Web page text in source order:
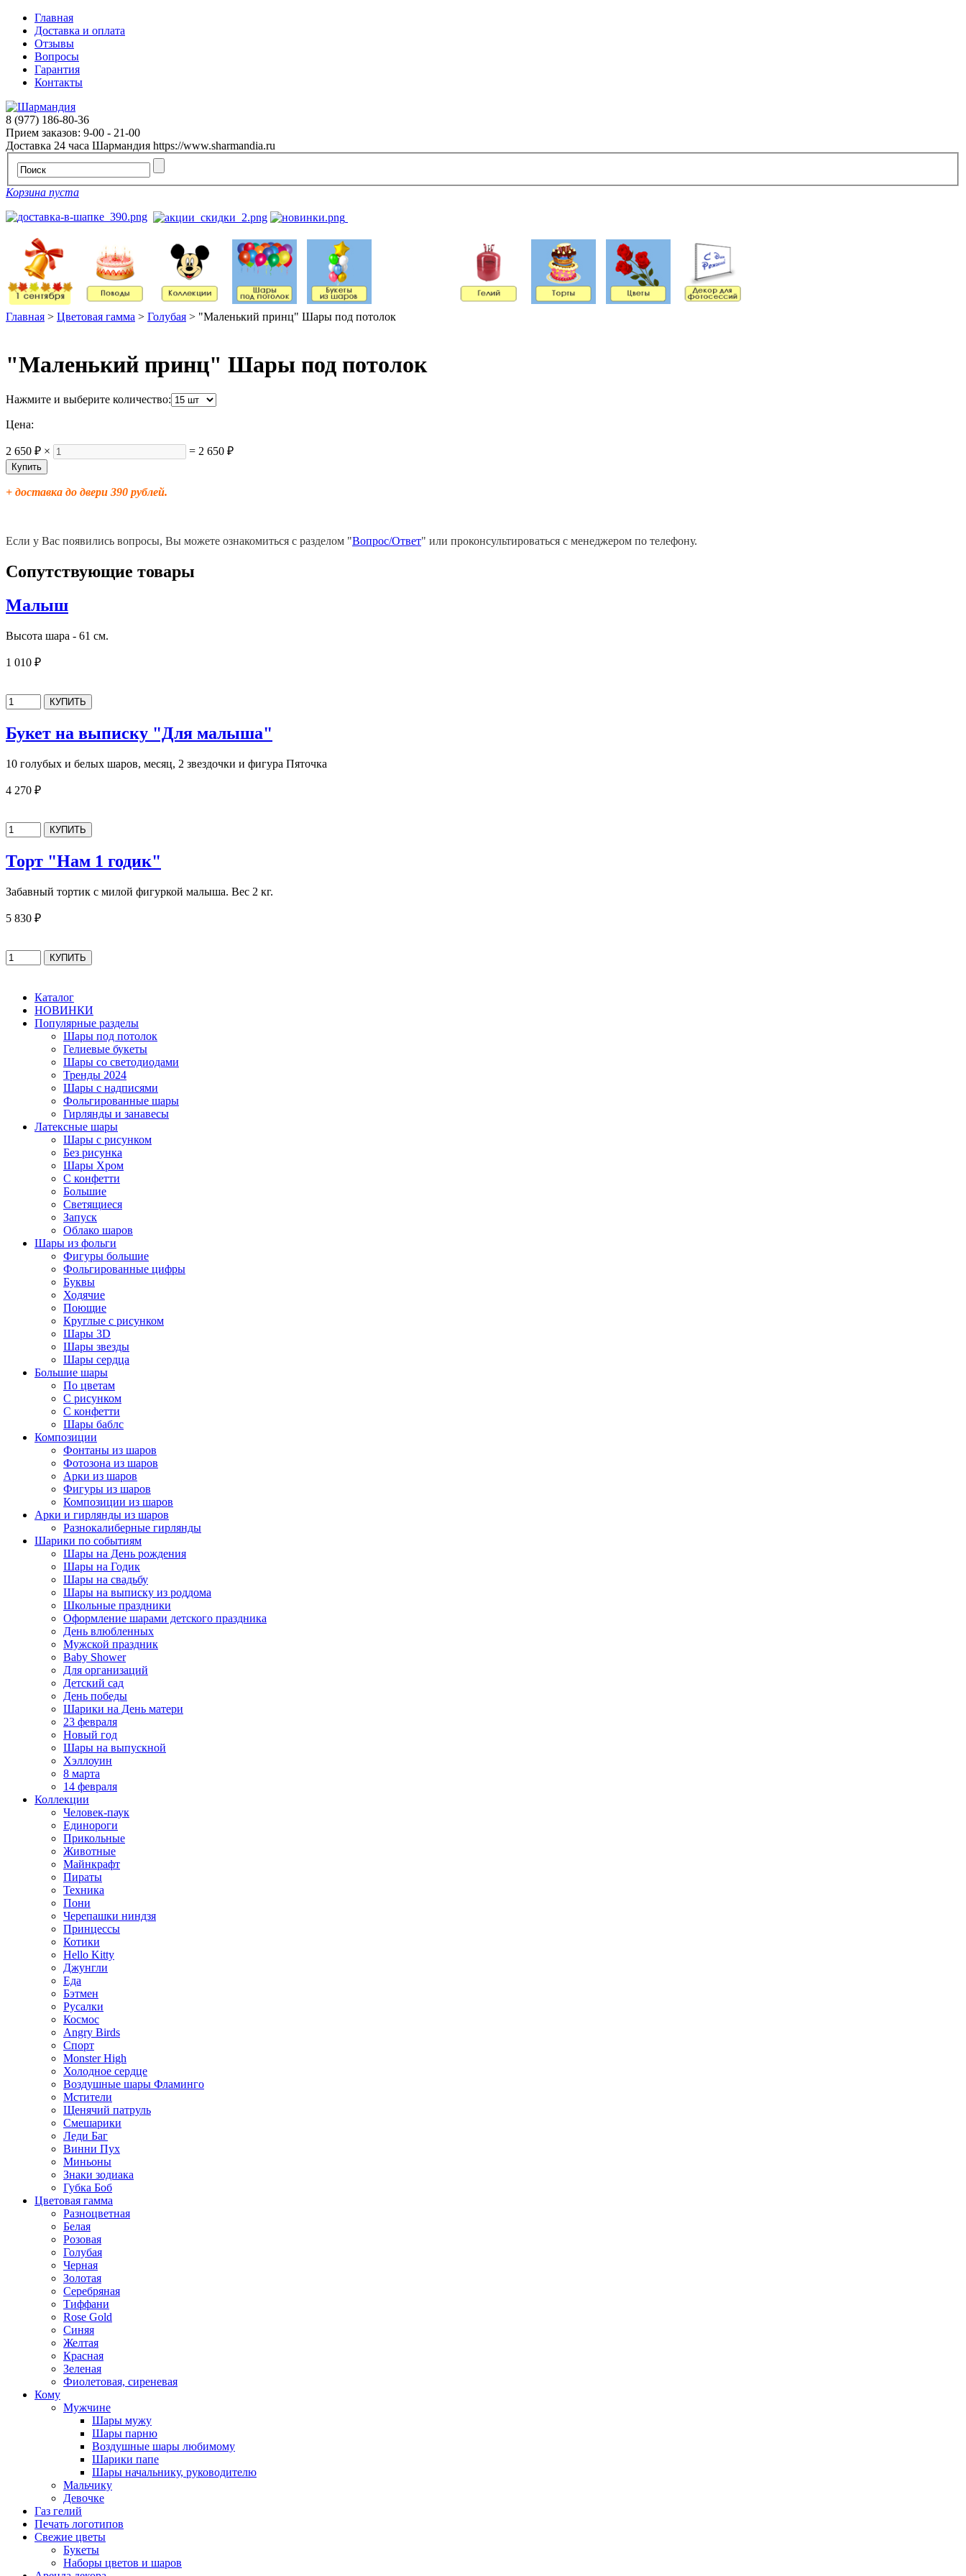
Главная
Доставка и оплата
Отзывы
Вопросы
Гарантия
Контакты
8 (977) 186-80-36
Прием заказов: 9-00 - 21-00
Доставка 24 часа Шармандия https://www.sharmandia.ru
Корзина пуста
Главная > Цветовая гамма > Голубая > "Маленький принц" Шары под потолок
"Маленький принц" Шары под потолок
Нажмите и выберите количество:
Цена:
2 650 ₽ × = 2 650 ₽
+ доставка до двери 390 рублей.
Если у Вас появились вопросы, Вы можете ознакомиться с разделом "Вопрос/Ответ" или проконсультироваться с менеджером по телефону.
Сопутствующие товары
Малыш
Высота шара - 61 см.
1 010 ₽
Букет на выписку "Для малыша"
10 голубых и белых шаров, месяц, 2 звездочки и фигура Пяточка
4 270 ₽
Торт "Нам 1 годик"
Забавный тортик с милой фигуркой малыша. Вес 2 кг.
5 830 ₽
Каталог
НОВИНКИ
Популярные разделы
Шары под потолок
Гелиевые букеты
Шары со светодиодами
Тренды 2024
Шары с надписями
Фольгированные шары
Гирлянды и занавесы
Латексные шары
Шары с рисунком
Без рисунка
Шары Хром
C конфетти
Большие
Светящиеся
Запуск
Облако шаров
Шары из фольги
Фигуры большие
Фольгированные цифры
Буквы
Ходячие
Поющие
Круглые с рисунком
Шары 3D
Шары звезды
Шары сердца
Большие шары
По цветам
С рисунком
С конфетти
Шары баблс
Композиции
Фонтаны из шаров
Фотозона из шаров
Арки из шаров
Фигуры из шаров
Композиции из шаров
Арки и гирлянды из шаров
Разнокалиберные гирлянды
Шарики по событиям
Шары на День рождения
Шары на Годик
Шары на свадьбу
Шары на выписку из роддома
Школьные праздники
Оформление шарами детского праздника
День влюбленных
Мужской праздник
Baby Shower
Для организаций
Детский сад
День победы
Шарики на День матери
23 февраля
Новый год
Шары на выпускной
Хэллоуин
8 марта
14 февраля
Коллекции
Человек-паук
Единороги
Прикольные
Животные
Майнкрафт
Пираты
Техника
Пони
Черепашки ниндзя
Принцессы
Котики
Hello Kitty
Джунгли
Еда
Бэтмен
Русалки
Космос
Angry Birds
Спорт
Monster High
Холодное сердце
Воздушные шары Фламинго
Мстители
Щенячий патруль
Смешарики
Леди Баг
Винни Пух
Миньоны
Знаки зодиака
Губка Боб
Цветовая гамма
Разноцветная
Белая
Розовая
Голубая
Черная
Золотая
Серебряная
Тиффани
Rose Gold
Синяя
Желтая
Красная
Зеленая
Фиолетовая, сиреневая
Кому
Мужчине
Шары мужу
Шары парню
Воздушные шары любимому
Шарики папе
Шары начальнику, руководителю
Мальчику
Девочке
Газ гелий
Печать логотипов
Свежие цветы
Букеты
Наборы цветов и шаров